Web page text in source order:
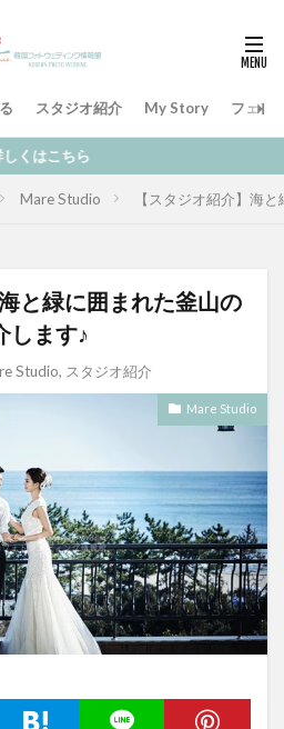
スタジオ紹介 My Story フェア
Mare Studio 【スタジオ紹介】海
と緑に囲まれた釜山の
します♪
Studio, スタジオ紹介
Mare Studio